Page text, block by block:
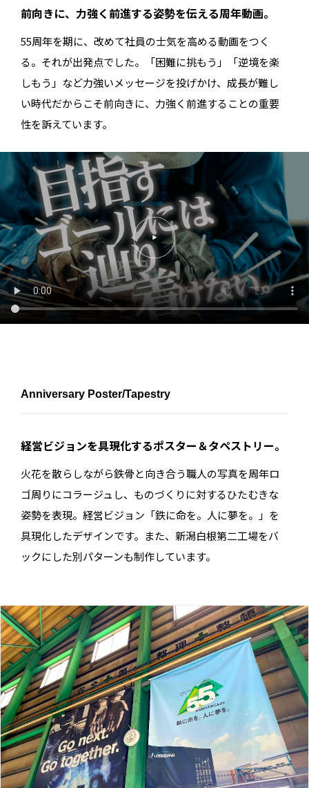
前向きに、力強く前進する姿勢を伝える周年動画。
55周年を期に、改めて社員の士気を高める動画をつく
る。それが出発点でした。「困難に挑もう」「逆境を楽
しもう」など力強いメッセージを投げかけ、成長が難し
い時代だからこそ前向きに、力強く前進することの重要
性を訴えています。
Anniversary Poster/Tapestry
経営ビジョンを具現化するポスター＆タペストリー。
火花を散らしながら鉄骨と向き合う職人の写真を周年ロ
ゴ周りにコラージュし、ものづくりに対するひたむきな
姿勢を表現。経営ビジョン「鉄に命を。人に夢を。」を
具現化したデザインです。また、新潟白根第二工場をバ
ックにした別パターンも制作しています。